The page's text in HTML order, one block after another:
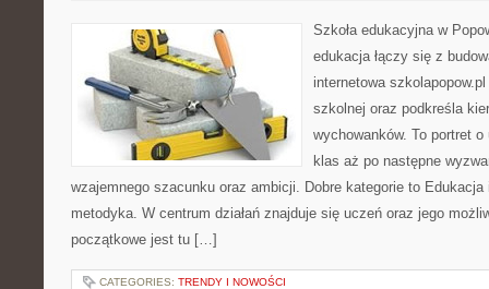
Szkoła edukacyjna w
edukacja łączy się z
internetowa
szkolnej oraz podkreśla
wychowanków. To portret
klas aż po następne
wzajemnego szacunku oraz ambicji. Dobre kategorie to
metodyka. W centrum działań znajduje się uczeń oraz jego
początkowe jest tu […]
CATEGORIES: TRENDY I NOWOŚCI